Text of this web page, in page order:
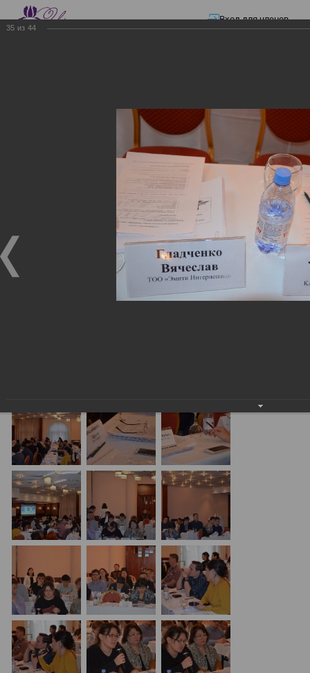
Вход для членов
Презентации—
ЭЛЕКТРОННЫЕ СЧЕТА-ФАКТУРЫ.
ЭЛЕКТРОННЫЕ СЧЕТА-
ФАКТУРЫ. ВИРТУАЛЬНЫЙ
ЭЛЕКТРОННЫЕ СЧЕТА-ФАКТУРЫ. ВИРТУАЛЬНЫЙ
СКЛАД.
Семинар с КГД и разработчиками
35 из 44